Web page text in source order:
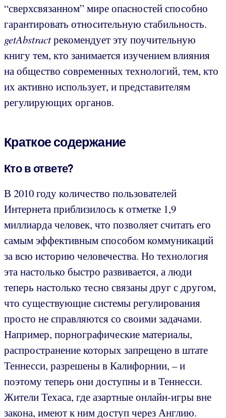
“сверхсвязанном” мире опасностей способно
гарантировать относительную стабильность.
getAbstractрекомендует эту поучительную
книгу тем, кто занимается изучением влияния
на общество современных технологий, тем, кто
их активно использует, и представителям
регулирующих органов.
Краткое содержание
Кто в ответе?
В 2010 году количество пользователей
Интернета приблизилось к отметке 1,9
миллиарда человек, что позволяет считать его
самым эффективным способом коммуникаций
за всю историю человечества. Но технология
эта настолько быстро развивается, а люди
теперь настолько тесно связаны друг с другом,
что существующие системы регулирования
просто не справляются со своими задачами.
Например, порнографические материалы,
распространение которых запрещено в штате
Теннесси, разрешены в Калифорнии, – и
поэтому теперь они доступны и в Теннесси.
Жители Техаса, где азартные онлайн-игры вне
закона, имеют к ним доступ через Англию.